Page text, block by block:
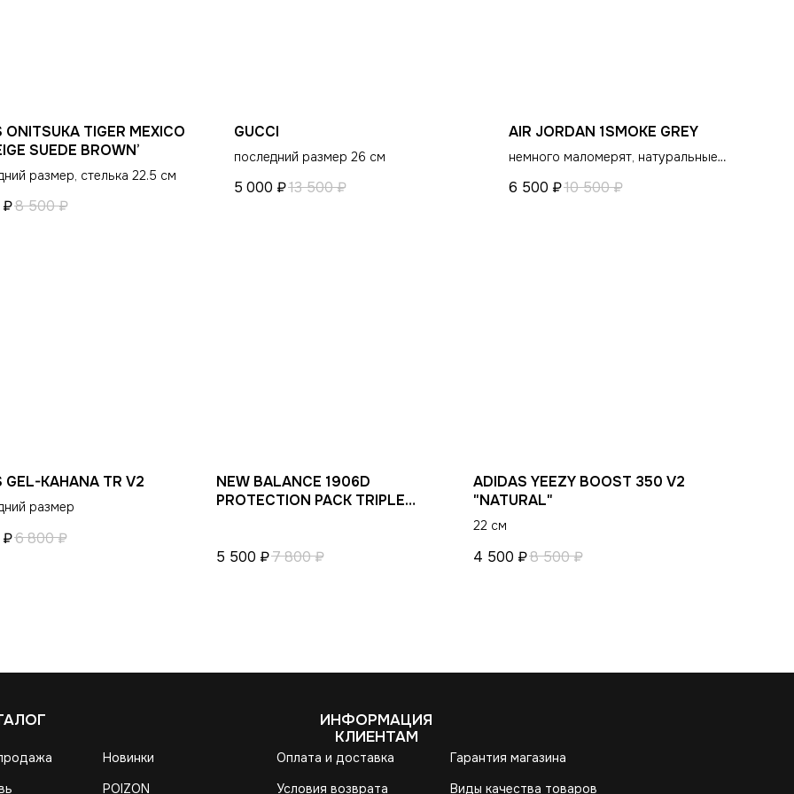
ONITSUKA TIGER MEXICO
SUEDE BROWN’
размер, стелька 22.5 см
₽8 500₽
GUCCI
последний размер 26 см
5 000 ₽13 500₽
AIR JORDAN 1SMOKE GREY
немного маломерят, натуральные
6 500 ₽10 500₽
GEL-KAHANA TR V2
размер
₽6 800₽
NEW BALANCE 1906D
PROTECTION PACK TRIPLE
5 500 ₽7 800₽
ADIDAS YEEZY BOOST 350 V2
"NATURAL"
22 см
4 500 ₽8 500₽
Ответы на часто задаваемые вопросы
Контакты
О магазине
Политика конфиденциальности